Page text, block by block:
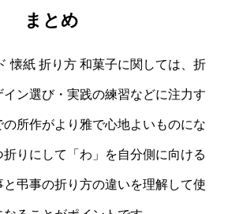
まとめ
懐紙 折り方 和菓子に関しては、折
イン選び・実践の練習などに注力す
所作がより雅で心地よいものにな
折りにして「わ」を自分側に向ける
弔事の折り方の違いを理解して使